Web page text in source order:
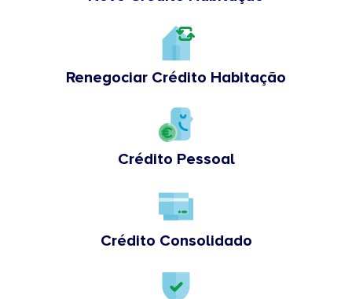
Renegociar Crédito Habitação
Crédito Pessoal
Crédito Consolidado